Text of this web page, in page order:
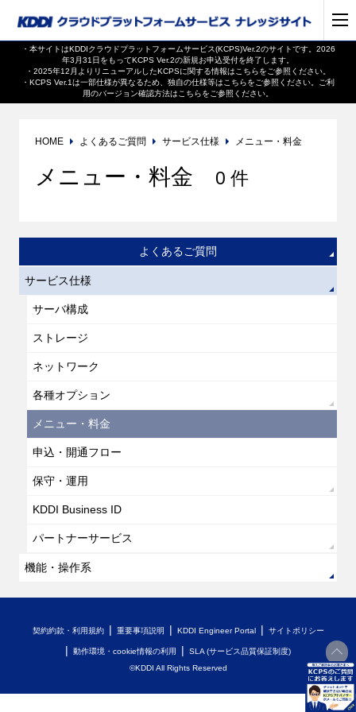
・本サイトはKDDIクラウドプラットフォームサービス(KCPS)Ver.2のサイトです。2026
年3月31日をもってKCPS Ver.2の新規お申込受付を終了します。
・2025年12月よりリニューアルしたKCPSに関する情報は こちらをご参照ください。
・KCPS Ver.1は一部仕様が異なるため、独自の仕様等は こちらをご参照ください。ご利
用のバージョン確認方法は こちらをご参照ください。
HOME よくあるご質問 サービス仕様 メニュー・料金
メニュー・料金 0 件
よくあるご質問
サービス仕様
サーバ構成
ストレージ
ネットワーク
各種オプション
メニュー・料金
申込・開通フロー
保守・運用
KDDI Business ID
パートナーサービス
機能・操作系
契約約款・利用規約 重要事項説明 KDDI Engineer Portal サイトポリシー
動作環境・cookie情報の利用
SLA (サービス品質保証制度)
©KDDI All Rights Reserved
開く